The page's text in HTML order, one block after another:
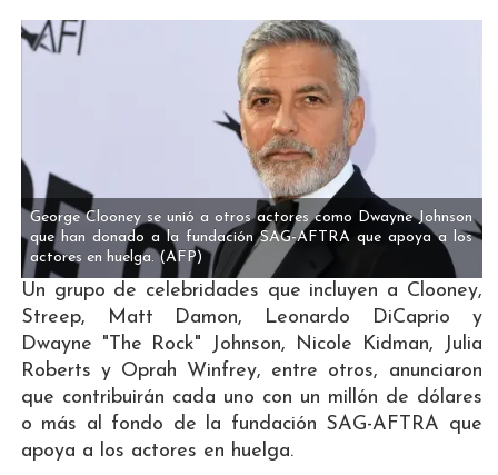
George Clooney se unió a otros actores como Dwayne Johnson
que han donado a la fundación SAG-AFTRA que apoya a los
actores en huelga.(AFP)
Un grupo de celebridades que incluyen a Clooney,
Streep, Matt Damon, Leonardo DiCaprio y
Dwayne "The Rock" Johnson, Nicole Kidman, Julia
Roberts y Oprah Winfrey, entre otros, anunciaron
que contribuirán cada uno con un millón de dólares
o más al fondo de la fundación SAG-AFTRA que
apoya a los actores en huelga.